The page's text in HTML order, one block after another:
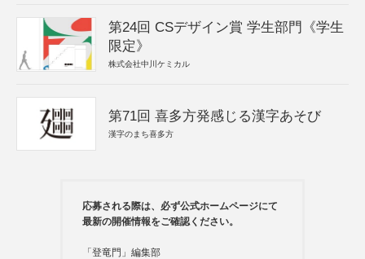
第24回 CSデザイン賞 学生部門《学生
限定》
株式会社中川ケミカル
第71回 喜多方発感じる漢字あそび
漢字のまち喜多方
応募される際は、必ず公式ホームページにて
最新の開催情報をご確認ください。
「登竜門」編集部